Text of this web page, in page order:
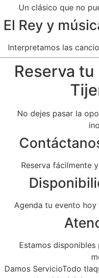
Un clásico que no
El Rey y
Interpretamos las
Reserva
No dejes pasar la
Reserva fácilmente
Agenda tu evento
Estamos
Damos ServicioTodo